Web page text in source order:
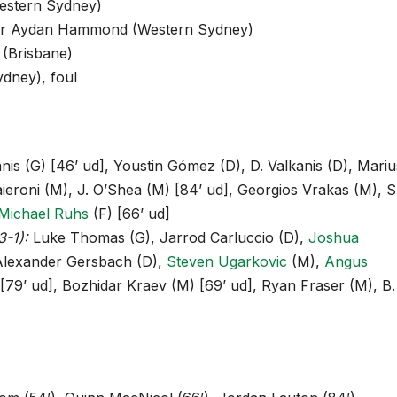
Sydney)
Aydan Hammond (Western Sydney)
foul
(G) [46’ ud], Youstin Gómez (D), D. Valkanis (D),
(M), J. O’Shea (M) [84’ ud], Georgios Vrakas (M),
Ruhs (F) [66’ ud]
1):Luke Thomas (G), Jarrod Carluccio (D), Joshua
Gersbach (D), Steven Ugarkovic (M), Angus
ud], Bozhidar Kraev (M) [69’ ud], Ryan Fraser (M), B.